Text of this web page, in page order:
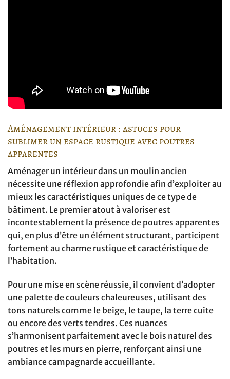
Aménagement intérieur : astuces pour
sublimer un espace rustique avec poutres
apparentes
Aménager un intérieur dans un moulin ancien
nécessite une réflexion approfondie afin d’exploiter au
mieux les caractéristiques uniques de ce type de
bâtiment. Le premier atout à valoriser est
incontestablement la présence de poutres apparentes
qui, en plus d’être un élément structurant, participent
fortement au charme rustique et caractéristique de
l’habitation.
Pour une mise en scène réussie, il convient d’adopter
une palette de couleurs chaleureuses, utilisant des
tons naturels comme le beige, le taupe, la terre cuite
ou encore des verts tendres. Ces nuances
s’harmonisent parfaitement avec le bois naturel des
poutres et les murs en pierre, renforçant ainsi une
ambiance campagnarde accueillante.